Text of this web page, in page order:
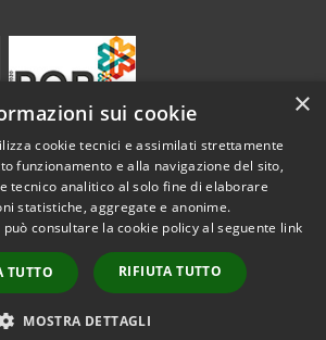
Copyright © 2026 • Comune di
Vestenanova • Powered by
Municipium•
Accesso
redazione
×
sui cookie
cookie tecnici e assimilati strettamente
funzionamento e alla navigazione del sito,
tecnico analitico al solo fine di elaborare
statistiche, aggregate e anonime.
consultare la cookie policy al seguente link
TUTTO RIFIUTA TUTTO
MOSTRA DETTAGLI